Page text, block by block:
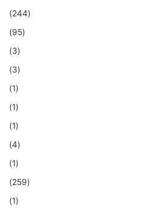
(244)
(95)
(3)
(3)
(1)
(1)
(1)
(4)
(1)
(259)
(1)